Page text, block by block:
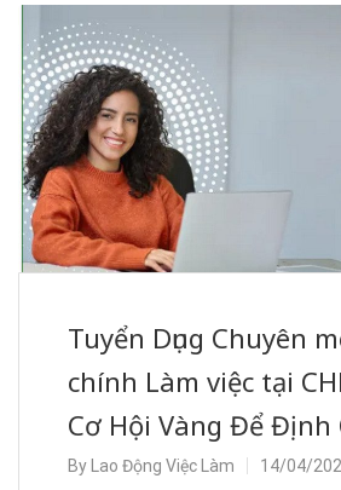
Tuyển Dụng Chuyên
chính Làm việc tại
Cơ Hội Vàng Để Định
By Lao Động Việc Làm
14/04/